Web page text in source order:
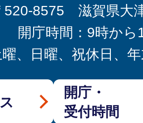
520-8575 滋賀県大
開庁時間：9時から
曜、日曜、祝休日、
開庁・
受付時間